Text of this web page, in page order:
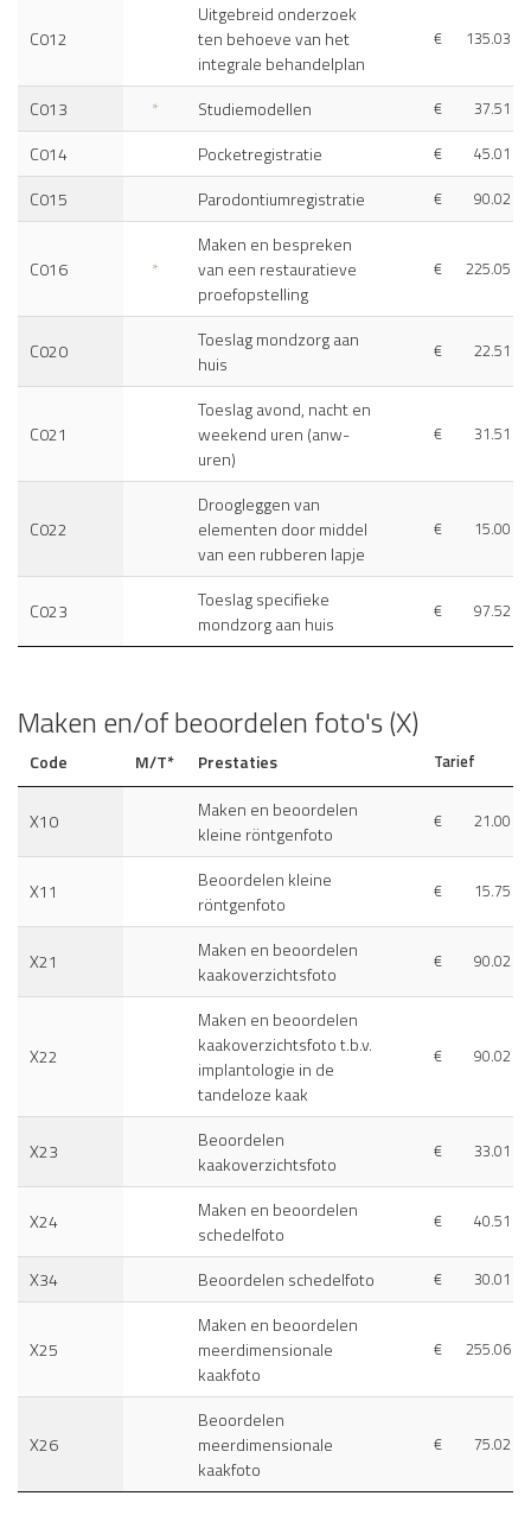
C012
Uitgebreid onderzoek
ten behoeve van het
integrale behandelplan
€ 135.03
C013 * Studiemodellen € 37.51
C014 Pocketregistratie € 45.01
C015 Parodontiumregistratie € 90.02
C016 *
Maken en bespreken
van een restauratieve
proefopstelling
€ 225.05
C020
Toeslag mondzorg aan
huis
€ 22.51
C021
Toeslag avond, nacht en
weekend uren (anw-
uren)
€ 31.51
C022
Droogleggen van
elementen door middel
van een rubberen lapje
€ 15.00
C023
Toeslag specifieke
mondzorg aan huis
€ 97.52
Maken en/of beoordelen foto's (X)
Code M/T* Prestaties Tarief
X10
Maken en beoordelen
kleine röntgenfoto
€ 21.00
X11
Beoordelen kleine
röntgenfoto
€ 15.75
X21
Maken en beoordelen
kaakoverzichtsfoto
€ 90.02
X22
Maken en beoordelen
kaakoverzichtsfoto t.b.v.
implantologie in de
tandeloze kaak
€ 90.02
X23
Beoordelen
kaakoverzichtsfoto
€ 33.01
X24
Maken en beoordelen
schedelfoto
€ 40.51
X34 Beoordelen schedelfoto € 30.01
X25
Maken en beoordelen
meerdimensionale
kaakfoto
€ 255.06
X26
Beoordelen
meerdimensionale
kaakfoto
€ 75.02